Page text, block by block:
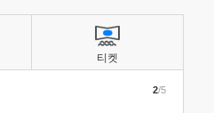
2/5
티켓